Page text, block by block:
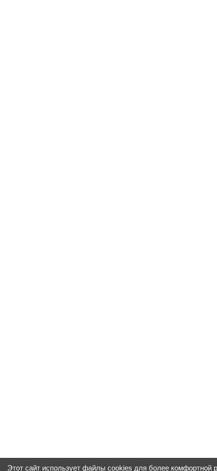
Этот сайт использует файлы cookies для более комфортной